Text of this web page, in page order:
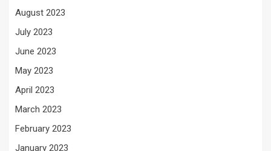
August 2023
July 2023
June 2023
May 2023
April 2023
March 2023
February 2023
January 2023